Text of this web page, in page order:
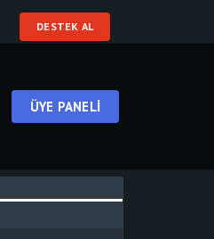
DESTEK AL
ÜYE PANELI